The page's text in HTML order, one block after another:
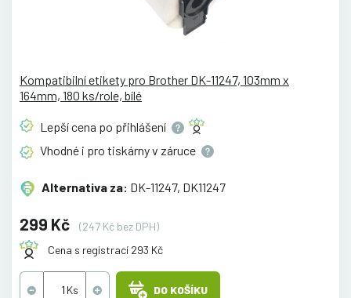
Kompatibilní etikety pro Brother DK-11247, 103mm x
164mm, 180 ks/role, bílé
Lepší cena po přihlášení
Vhodné i pro tiskárny v záruce
Alternativa za: DK-11247, DK11247
299 Kč
(247 Kč bez DPH)
Cena s registrací 293 Kč
DO KOŠÍKU